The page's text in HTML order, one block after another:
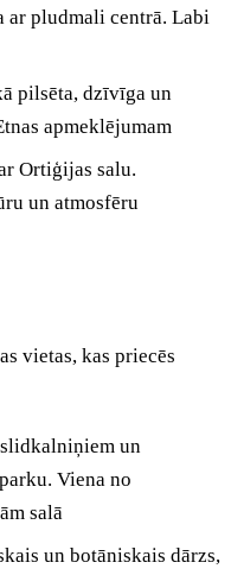
pludmali centrā. Labi
pilsēta, dzīvīga un
apmeklējumam
Ortiģijas salu.
un atmosfēru
vietas, kas priecēs
un
Viena no
salā
un botāniskais dārzs,